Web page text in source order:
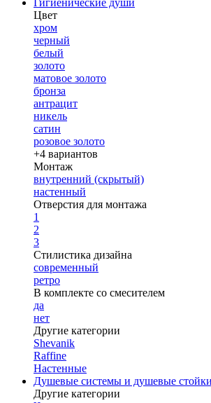
Гигиенические души
Цвет
хром
черный
белый
золото
матовое золото
бронза
антрацит
никель
сатин
розовое золото
+4 вариантов
Монтаж
внутренний (скрытый)
настенный
Отверстия для монтажа
1
2
3
Стилистика дизайна
современный
ретро
В комплекте со смесителем
да
нет
Другие категории
Shevanik
Raffine
Настенные
Душевые системы и душевые стойки
Другие категории